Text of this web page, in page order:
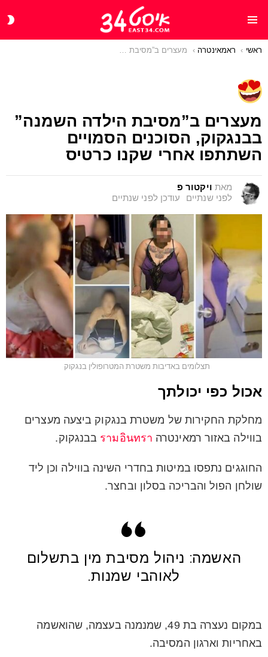
You are here:
ראשי ראמאינטרה מעצרים ב”מסיבת הילדה השמנה” בבנגקוק, הסוכנים הסמויים השתתפו אחרי שקנו כרטיס
מעצרים ב”מסיבת הילדה השמנה”
בבנגקוק, הסוכנים הסמויים
השתתפו אחרי שקנו כרטיס
מאת ויקטור פ
לפני שנתיים
עודכן לפני שנתיים
תצלומים באדיבות משטרת המטרופולין בנגקוק
אכול כפי יכולתך
מחלקת החקירות של משטרת בנגקוק ביצעה מעצרים
בווילה באזור רמאינטרה รามอินทรา בבנגקוק.
החוגגים נתפסו במיטות בחדרי השינה בווילה וכן ליד
שולחן הפול והבריכה בסלון ובחצר.
האשמה: ניהול מסיבת מין בתשלום
לאוהבי שמנות.
במקום נעצרה בת 49, שמנמנה בעצמה, שהואשמה
באחריות וארגון המסיבה.